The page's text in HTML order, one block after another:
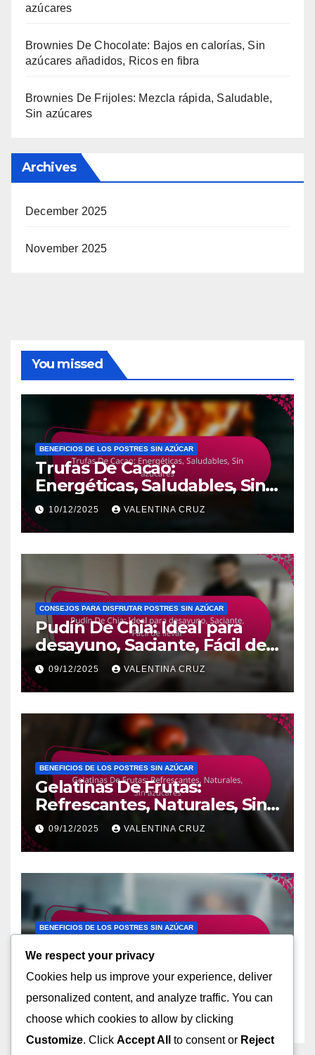
azúcares
Brownies De Chocolate: Bajos en calorías, Sin
azúcares añadidos, Ricos en fibra
Brownies De Frijoles: Mezcla rápida, Saludable,
Sin azúcares
Archives
December 2025
November 2025
You missed
BENEFICIOS DE LOS POSTRES SIN AZÚCAR
Trufas De Cacao:
Energéticas, Saludables, Sin
azúcares
10/12/2025 VALENTINA CRUZ
CONSEJOS PARA DISFRUTAR POSTRES SIN AZÚCAR
Pudín De Chia: Ideal para
desayuno, Saciante, Fácil de
llevar
09/12/2025 VALENTINA CRUZ
BENEFICIOS DE LOS POSTRES SIN AZÚCAR
Gelatinas De Frutas:
Refrescantes, Naturales, Sin
azúcares
09/12/2025 VALENTINA CRUZ
BENEFICIOS DE LOS POSTRES SIN AZÚCAR
Brownies De Chocolate:
Bajos en calorías, Sin
azúcares añadidos, Ricos en
fibra
We respect your privacy
Cookies help us improve your experience, deliver
personalized content, and analyze traffic. You can
choose which cookies to allow by clicking
Customize. Click Accept All to consent or Reject